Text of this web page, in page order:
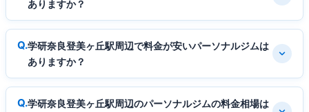
ありますか？
学研奈良登美ヶ丘駅周辺で料金が安いパーソナルジムは
ありますか？
学研奈良登美ヶ丘駅周辺のパーソナルジムの料金相場は